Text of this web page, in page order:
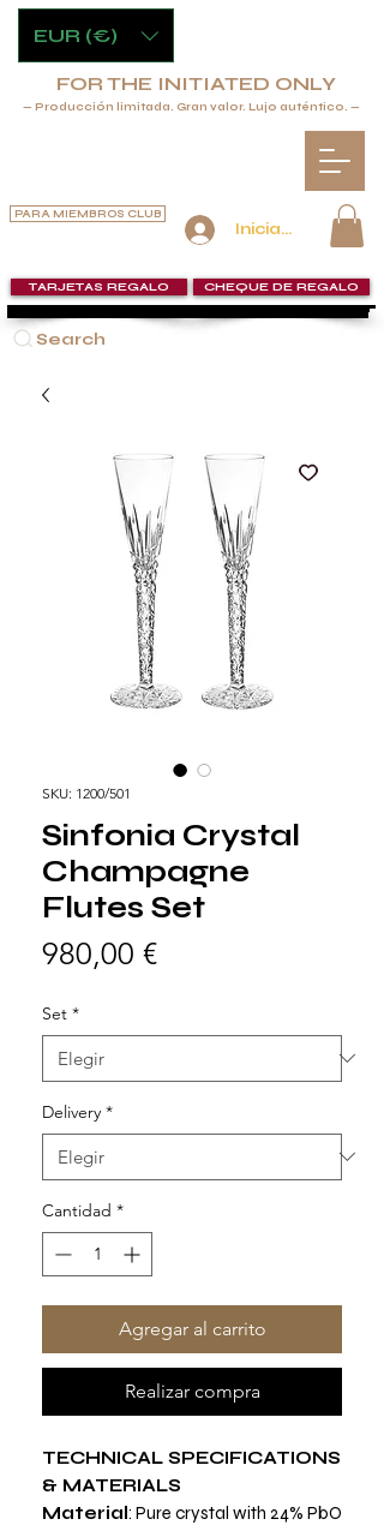
Iniciar sesión
PARA MIEMBROS CLUB
Search
TARJETAS REGALO CHEQUE DE REGALO
FOR THE INITIATED ONLY
— Producción limitada. Gran valor. Lujo auténtico. —
EUR (€)
SKU: 1200/501
Sinfonia Crystal
Champagne
Flutes Set
980,00 €Precio
Set *
Delivery *
Cantidad *
Agregar al carrito
Realizar compra
TECHNICAL SPECIFICATIONS
& MATERIALS
Material: Pure crystal with 24% PbO